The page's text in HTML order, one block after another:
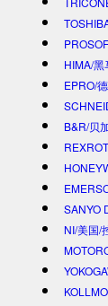
HIMA/黑
EPRO/
B&R/贝
SANYO
NI/美国/